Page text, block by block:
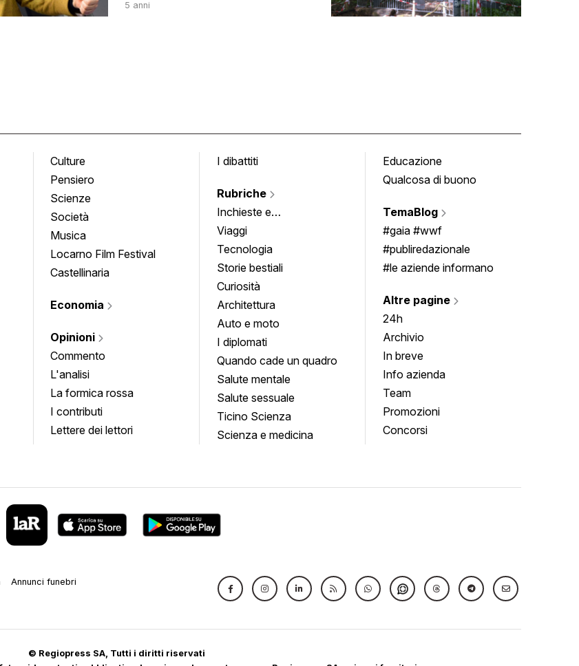
5 anni
Culture
Pensiero
Scienze
Società
Musica
Locarno Film Festival
Castellinaria
Economia
Opinioni
Commento
L'analisi
La formica rossa
I contributi
Lettere dei lettori
I dibattiti
Rubriche
Inchieste e
approfondimenti
Viaggi
Tecnologia
Storie bestiali
Curiosità
Architettura
Auto e moto
I diplomati
Quando cade un quadro
Salute mentale
Salute sessuale
Ticino Scienza
Scienza e medicina
Educazione
Qualcosa di buono
TemaBlog
#gaia #wwf
#publiredazionale
#le aziende informano
Altre pagine
24h
Archivio
In breve
Info azienda
Team
Promozioni
Concorsi
Annunci funebri
© Regiopress SA, Tutti i diritti riservati